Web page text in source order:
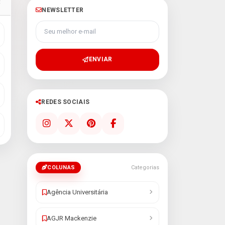
NEWSLETTER
Seu melhor e-mail
ENVIAR
REDES SOCIAIS
COLUNAS Categorias
Agência Universitária
AGJR Mackenzie